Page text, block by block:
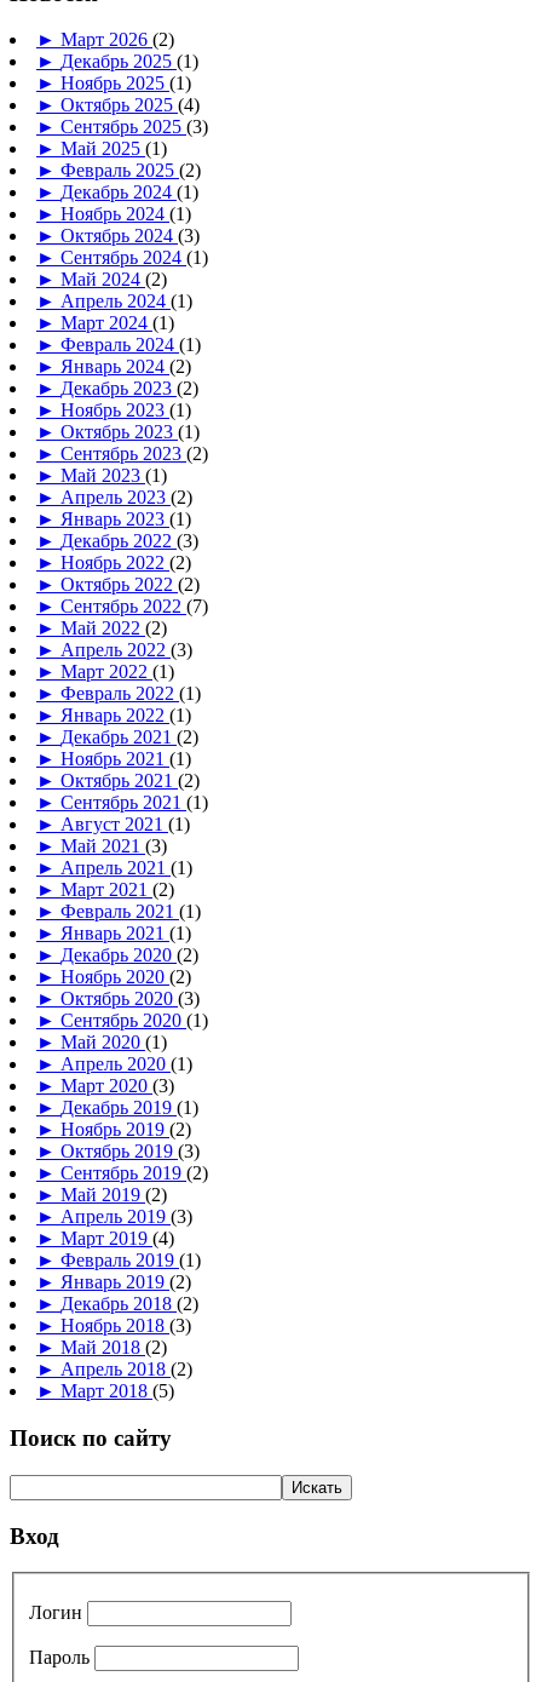
► Март 2026 (2)
► Декабрь 2025 (1)
► Ноябрь 2025 (1)
► Октябрь 2025 (4)
► Сентябрь 2025 (3)
► Май 2025 (1)
► Февраль 2025 (2)
► Декабрь 2024 (1)
► Ноябрь 2024 (1)
► Октябрь 2024 (3)
► Сентябрь 2024 (1)
► Май 2024 (2)
► Апрель 2024 (1)
► Март 2024 (1)
► Февраль 2024 (1)
► Январь 2024 (2)
► Декабрь 2023 (2)
► Ноябрь 2023 (1)
► Октябрь 2023 (1)
► Сентябрь 2023 (2)
► Май 2023 (1)
► Апрель 2023 (2)
► Январь 2023 (1)
► Декабрь 2022 (3)
► Ноябрь 2022 (2)
► Октябрь 2022 (2)
► Сентябрь 2022 (7)
► Май 2022 (2)
► Апрель 2022 (3)
► Март 2022 (1)
► Февраль 2022 (1)
► Январь 2022 (1)
► Декабрь 2021 (2)
► Ноябрь 2021 (1)
► Октябрь 2021 (2)
► Сентябрь 2021 (1)
► Август 2021 (1)
► Май 2021 (3)
► Апрель 2021 (1)
► Март 2021 (2)
► Февраль 2021 (1)
► Январь 2021 (1)
► Декабрь 2020 (2)
► Ноябрь 2020 (2)
► Октябрь 2020 (3)
► Сентябрь 2020 (1)
► Май 2020 (1)
► Апрель 2020 (1)
► Март 2020 (3)
► Декабрь 2019 (1)
► Ноябрь 2019 (2)
► Октябрь 2019 (3)
► Сентябрь 2019 (2)
► Май 2019 (2)
► Апрель 2019 (3)
► Март 2019 (4)
► Февраль 2019 (1)
► Январь 2019 (2)
► Декабрь 2018 (2)
► Ноябрь 2018 (3)
► Май 2018 (2)
► Апрель 2018 (2)
► Март 2018 (5)
Поиск по сайту
Вход
Логин
Пароль